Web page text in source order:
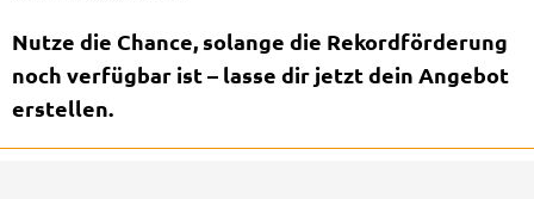
Nutze die Chance, solange die Rekordförderung
noch verfügbar ist – lasse dir jetzt dein Angebot
erstellen.